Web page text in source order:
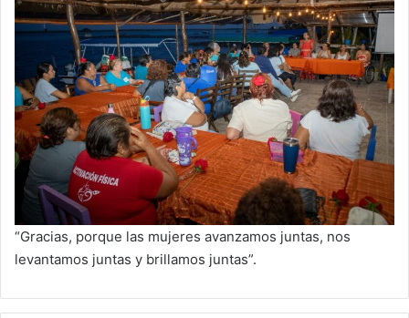
“Gracias, porque las mujeres avanzamos juntas, nos
levantamos juntas y brillamos juntas”.